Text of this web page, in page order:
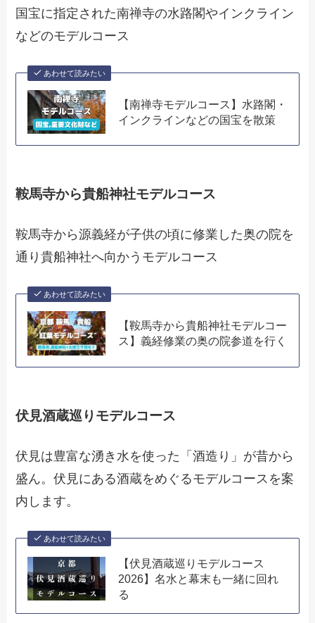
国宝に指定された南禅寺の水路閣やインクライン
などのモデルコース
あわせて読みたい
【南禅寺モデルコース】水路閣・
インクラインなどの国宝を散策
鞍馬寺から貴船神社モデルコース
鞍馬寺から源義経が子供の頃に修業した奥の院を
通り貴船神社へ向かうモデルコース
あわせて読みたい
【鞍馬寺から貴船神社モデルコー
ス】義経修業の奥の院参道を行く
伏見酒蔵巡りモデルコース
伏見は豊富な湧き水を使った「酒造り」が昔から
盛ん。伏見にある酒蔵をめぐるモデルコースを案
内します。
あわせて読みたい
【伏見酒蔵巡りモデルコース
2026】名水と幕末も一緒に回れ
る